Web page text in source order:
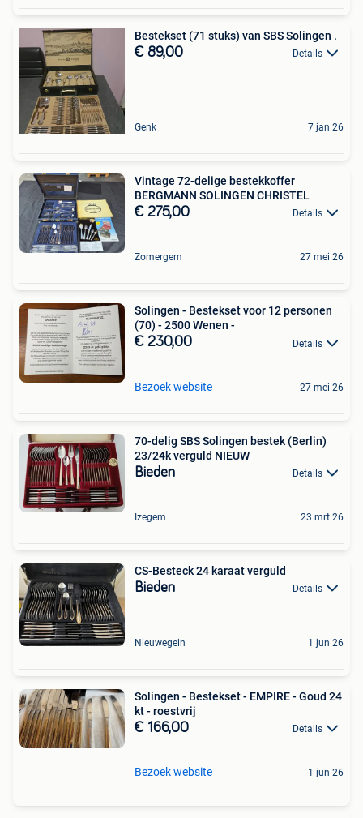
Bestekset (71 stuks) van SBS Solingen .
€ 89,00 Details
Genk 7 jan 26
Vintage 72-delige bestekkoffer
BERGMANN SOLINGEN CHRISTEL
€ 275,00 Details
Zomergem 27 mei 26
Solingen - Bestekset voor 12 personen
(70) - 2500 Wenen -
€ 230,00 Details
Bezoek website 27 mei 26
70-delig SBS Solingen bestek (Berlin)
23/24k verguld NIEUW
Bieden Details
Izegem 23 mrt 26
CS-Besteck 24 karaat verguld
Bieden Details
Nieuwegein 1 jun 26
Solingen - Bestekset - EMPIRE - Goud 24
kt - roestvrij
€ 166,00 Details
Bezoek website 1 jun 26